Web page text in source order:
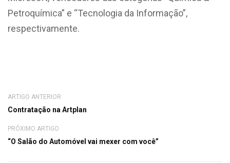
Petroquímica” e “Tecnologia da Informação”,
respectivamente.
ARTIGO ANTERIOR
Contratação na Artplan
PRÓXIMO ARTIGO
“O Salão do Automóvel vai mexer com você”